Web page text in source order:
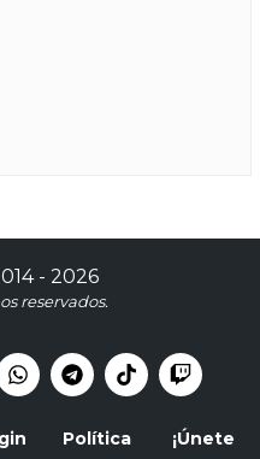
- 2026
reservados.
Política ¡Únete